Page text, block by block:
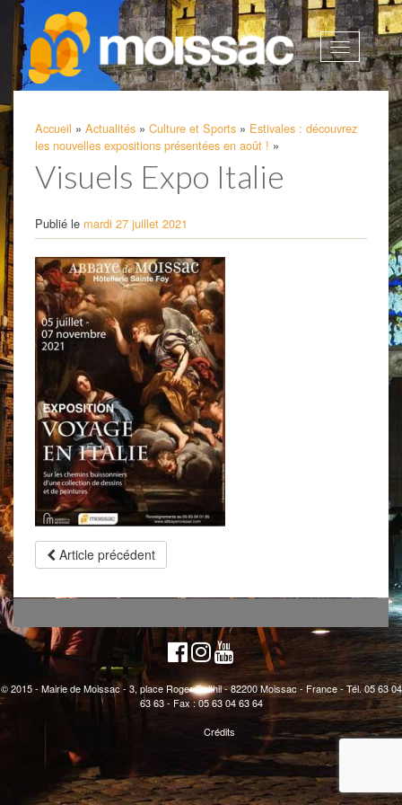
Afficher
la
Accueil » Actualités » Culture et Sports » Estivales : découvrez
les nouvelles expositions présentées en août ! »
Visuels Expo Italie
Publié le mardi 27 juillet 2021
Article précédent
© 2015 - Mairie de Moissac - 3, place Roger Delthil - 82200 Moissac - France - Tél. 05 63 04
63 63 - Fax : 05 63 04 63 64
Crédits